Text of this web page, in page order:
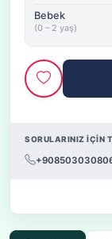
Bebek
(0 – 2 yaş)
SORULARINIZ İÇİN